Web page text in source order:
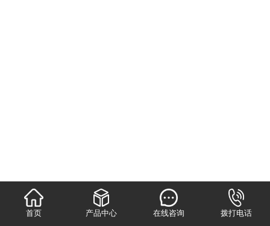
首页 产品中心 在线咨询 拨打电话